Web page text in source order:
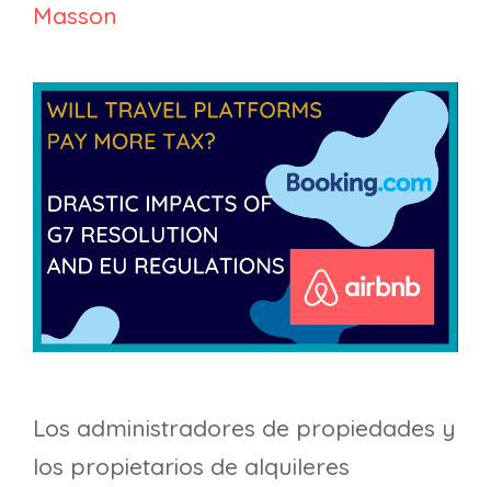
Masson
Los administradores de propiedades y
los propietarios de alquileres